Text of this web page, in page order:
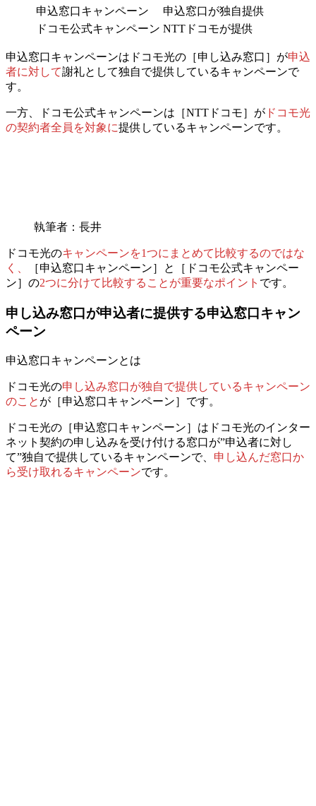
申込窓口キャンペーン
申込窓口が独自提供
ドコモ公式キャンペーン NTTドコモが提供
申込窓口キャンペーンは ドコモ光の［申し込み窓口］が申込
者に対して謝礼として独自で提供しているキャンペーンで
す。
一方、ドコモ公式キャンペーンは ［NTTドコモ］が ドコモ光
の契約者全員を対象に提供しているキャンペーンです。
執筆者：長井
ドコモ光のキャンペーンを1つにまとめて比較するのではな
く、
［申込窓口キャンペーン］と［ドコモ公式キャンペー
ン］の2つに分けて比較することが重要なポイント です。
申し込み窓口が申込者に提供する申込窓口キャン
ペーン
申込窓口キャンペーンとは
ドコモ光の申し込み窓口が独自で提供しているキャンペーン
のこと が［申込窓口キャンペーン］です。
ドコモ光の［申込窓口キャンペーン］はドコモ光のインター
ネット契約の申し込みを受け付ける窓口が”申込者に対し
て”独自で提供しているキャンペーンで、 申し込んだ窓口か
ら受け取れるキャンペーンです。